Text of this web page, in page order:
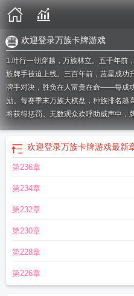
欢迎登录万族卡牌游戏
1.叶行一朝穿越，万族林立。五千年前
族牌手被迫上线。三百年前，蓝星成功
牌手对决，胜负在人富贵在命——每成
励。每赛季末万族大棋盘，种族排名越
将获得惩罚。无数观众欢呼助威声中，
红战袍的人族代表队缓缓入场，在一众
下，人类看起来无害羸弱。然而，当蓝
出牌组，万族哗然。面对势不可挡的钢
佛陀单掌下压，五指巨山无边无涯。人
足，毫发无伤。技能：蝶梦庄周。刻有
之上酝酿狂暴能量，天绝、地裂、风
静漂浮，声线清冷：“可以宣布结果了
算违规。就在今日，人族加冕为王。
登录万族卡牌游戏by猫三太子txt
欢迎
卡牌游戏by猫三太子免费阅读欢迎登
欢迎登录万族卡牌游戏最新
第236章
第234章
第232章
第230章
第228章
第226章